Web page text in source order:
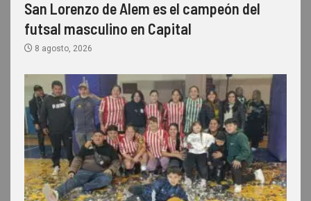
San Lorenzo de Alem es el campeón del
futsal masculino en Capital
8 agosto, 2026